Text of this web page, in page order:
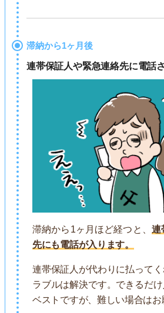
滞納から1ヶ月後
連帯保証人や緊急連絡先に電話
滞納から1ヶ月ほど経つと、 連
先にも電話が入ります。
連帯保証人が代わりに払って
ラブルは解決です。できるだ
ベストですが、難しい場合はお